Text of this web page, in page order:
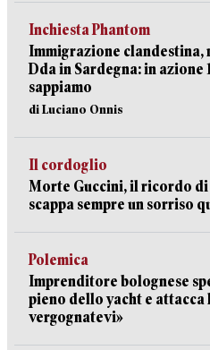
Inchiesta Phantom
Immigrazione clandestina,
Dda in Sardegna: in
sappiamo
di Luciano Onnis
Il cordoglio
Morte Guccini, il ricordo di
scappa sempre un sorriso
Polemica
Imprenditore bolognese
pieno dello yacht e attacca
vergognatevi»